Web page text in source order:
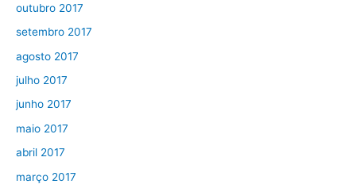
outubro 2017
setembro 2017
agosto 2017
julho 2017
junho 2017
maio 2017
abril 2017
março 2017